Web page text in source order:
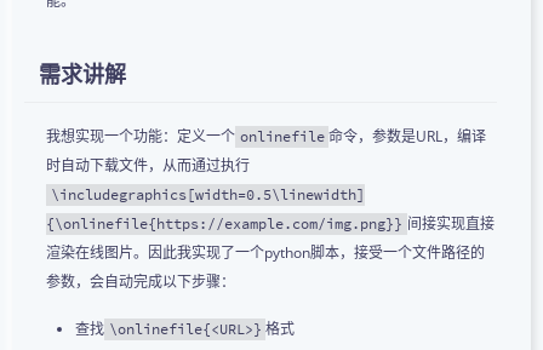
需求讲解
我想实现一个功能：定义一个 onlinefile 命令，参数是URL，编译
时自动下载文件，从而通过执行
\includegraphics[width=0.5\linewidth]
{\onlinefile{https://example.com/img.png}} 间接实现直接
渲染在线图片。因此我实现了一个python脚本，接受一个文件路径的
参数，会自动完成以下步骤：
查找 \onlinefile{<URL>} 格式